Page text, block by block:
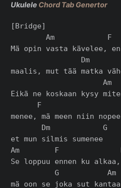
Ukulele Chord Tab Genertor
[Bridge]
        Am            F
Mä opin vasta kävelee,
Dm
maalis, mut tää matka
                     Am
Eikä ne koskaan kysy
      F
menee, mä meen niin nopee
       Dm            G
et mun silmis sumenee
Am        F
Se loppuu ennen ku alkaa,
          G           Am
mä oon se joka sut kantaa